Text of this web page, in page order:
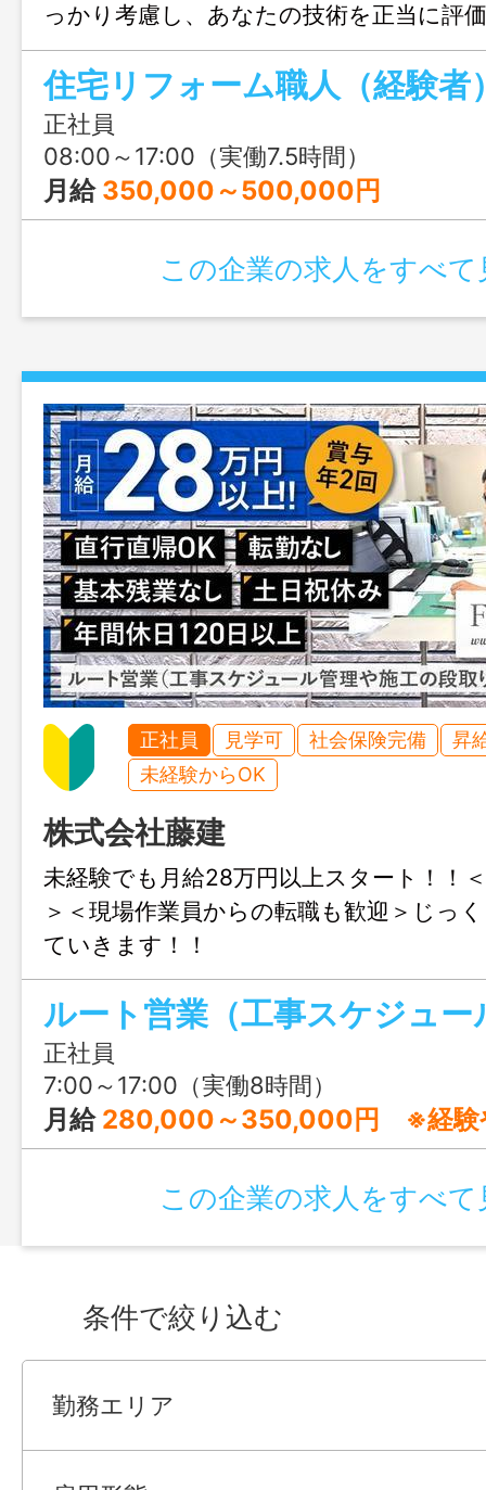
っかり考慮し、あなたの技術を正当に評
住宅リフォーム職人（経験者
正社員
08:00～17:00（実働7.5時間）
月給 350,000～500,000円
この企業の求人をすべて
正社員 見学可 社会保険完備
昇
未経験からOK
株式会社藤建
未経験でも月給28万円以上スタート！！
＞＜現場作業員からの転職も歓迎＞じっ
ていきます！！
正社員
7:00～17:00（実働8時間）
月給 280,000～350,000円 ※経験や年齢を考
この企業の求人をすべて
条件で絞り込む
勤務エリア